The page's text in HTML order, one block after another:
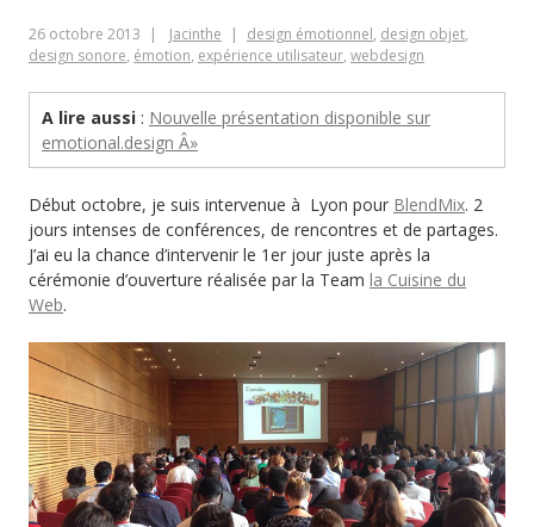
26 octobre 2013 Jacinthe design émotionnel, design objet,
design sonore, émotion, expérience utilisateur, webdesign
A lire aussi : Nouvelle présentation disponible sur
emotional.design Â»
Début octobre, je suis intervenue à Lyon pour BlendMix. 2
jours intenses de conférences, de rencontres et de partages.
J’ai eu la chance d’intervenir le 1er jour juste après la
cérémonie d’ouverture réalisée par la Team la Cuisine du
Web.